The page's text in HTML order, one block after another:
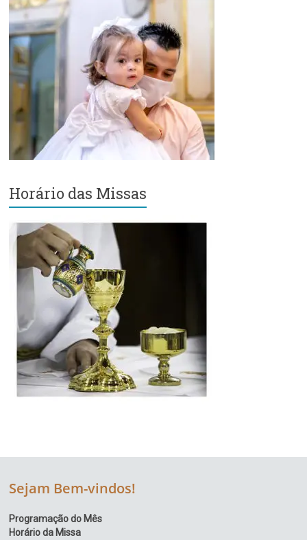
de
São
Paulo
Região
Episcopal
Sé
–
Setor
Bom
Horário das Missas
Sejam Bem-vindos!
Programação do Mês
Horário da Missa